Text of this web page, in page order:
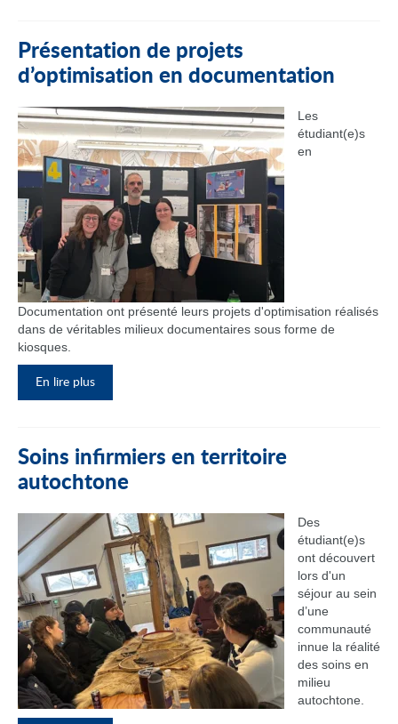
Présentation de projets
d’optimisation en documentation
Les
étudiant(e)s
en
Documentation ont présenté leurs projets d'optimisation réalisés
dans de véritables milieux documentaires sous forme de
kiosques.
En lire plus
Soins infirmiers en territoire
autochtone
Des
étudiant(e)s
ont découvert
lors d'un
séjour au sein
d’une
communauté
innue la réalité
des soins en
milieu
autochtone.